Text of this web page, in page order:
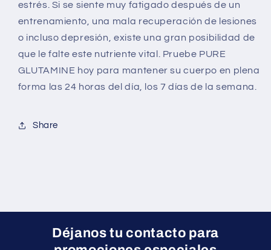
estrés. Si se siente muy fatigado después de un
entrenamiento, una mala recuperación de lesiones
o incluso depresión, existe una gran posibilidad de
que le falte este nutriente vital. Pruebe PURE
GLUTAMINE hoy para mantener su cuerpo en plena
forma las 24 horas del día, los 7 días de la semana.
Share
Déjanos tu contacto para